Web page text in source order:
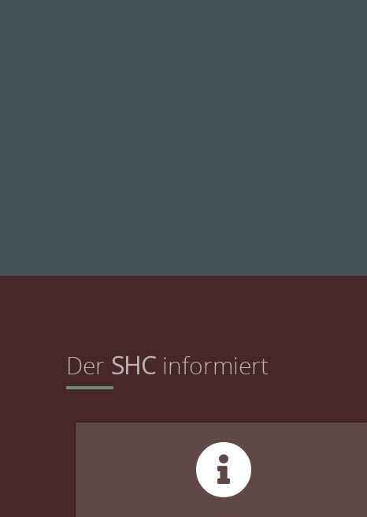
Der SHC informiert